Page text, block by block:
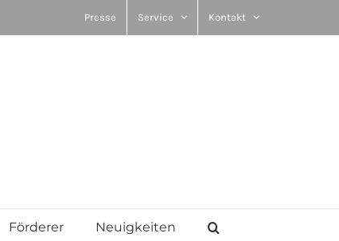
Presse Service Kontakt
Förderer Neuigkeiten